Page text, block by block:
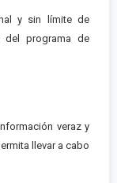
y sin límite de
del programa de
veraz y
llevar a cabo